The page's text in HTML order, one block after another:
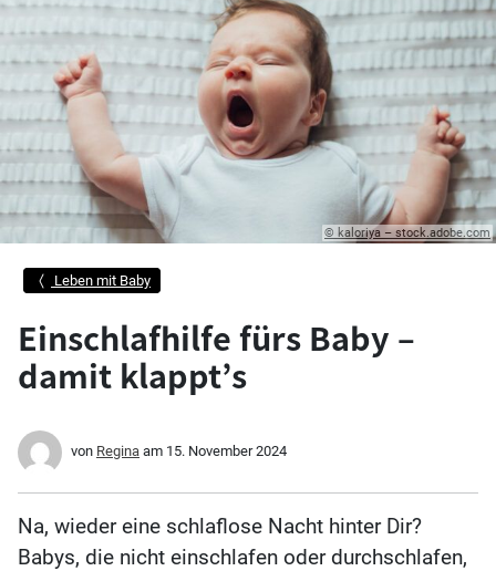
© kaloriya – stock.adobe.com
Leben mit Baby
Einschlafhilfe fürs Baby –
damit klappt’s
von Regina am 15. November 2024
Na, wieder eine schlaflose Nacht hinter Dir?
Babys, die nicht einschlafen oder durchschlafen,